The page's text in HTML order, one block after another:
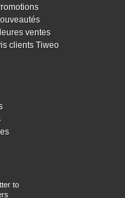
ventes
clients Tiweo
to